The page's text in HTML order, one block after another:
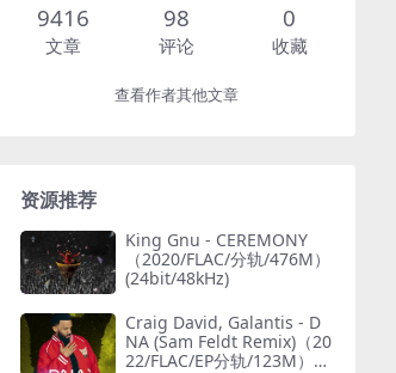
9416
文章
98
评论
0
收藏
查看作者其他文章
资源推荐
King Gnu - CEREMONY
（2020/FLAC/分轨/476M）
(24bit/48kHz)
Craig David, Galantis - D
NA (Sam Feldt Remix)（20
22/FLAC/EP分轨/123M）